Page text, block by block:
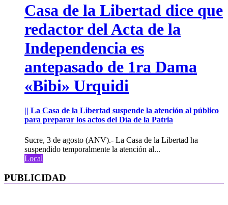
Casa de la Libertad dice que
redactor del Acta de la
Independencia es
antepasado de 1ra Dama
«Bibi» Urquidi
|| La Casa de la Libertad suspende la atención al público
para preparar los actos del Día de la Patria
Sucre, 3 de agosto (ANV).- La Casa de la Libertad ha
suspendido temporalmente la atención al...
Local
PUBLICIDAD